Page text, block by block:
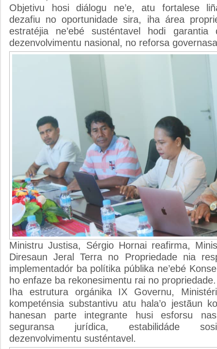
Objetivu hosi diálogu ne’e, atu fortalese
dezafiu no oportunidade sira, iha área
estratéjia ne’ebé susténtavel hodi garantia
dezenvolvimentu nasional, no reforsa
Ministru Justisa, Sérgio Hornai reafirma,
Diresaun Jeral Terra no Propriedade nia
implementadór ba polítika públika ne’ebé
ho enfaze ba rekonesimentu rai no propriedade.
Iha estrutura orgánika IX Governu,
kompeténsia substantivu atu hala’o jestãun
hanesan parte integrante husi esforsu
seguransa jurídica, estabilidáde
dezenvolvimentu susténtavel.